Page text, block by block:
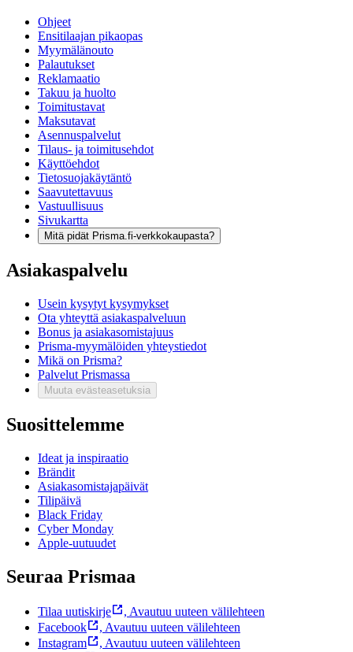
Ohjeet
Ensitilaajan pikaopas
Myymälänouto
Palautukset
Reklamaatio
Takuu ja huolto
Toimitustavat
Maksutavat
Asennuspalvelut
Tilaus- ja toimitusehdot
Käyttöehdot
Tietosuojakäytäntö
Saavutettavuus
Vastuullisuus
Sivukartta
Mitä pidät Prisma.fi-verkkokaupasta?
Asiakaspalvelu
Usein kysytyt kysymykset
Ota yhteyttä asiakaspalveluun
Bonus ja asiakasomistajuus
Prisma-myymälöiden yhteystiedot
Mikä on Prisma?
Palvelut Prismassa
Muuta evästeasetuksia
Suosittelemme
Ideat ja inspiraatio
Brändit
Asiakasomistajapäivät
Tilipäivä
Black Friday
Cyber Monday
Apple-uutuudet
Seuraa Prismaa
Tilaa uutiskirje , Avautuu uuteen välilehteen
Facebook
, Avautuu uuteen välilehteen
Instagram
, Avautuu uuteen välilehteen